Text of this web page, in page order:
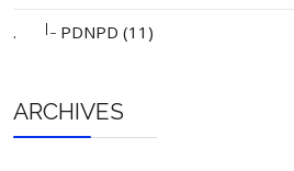
. |_ PDNPD (11)
ARCHIVES